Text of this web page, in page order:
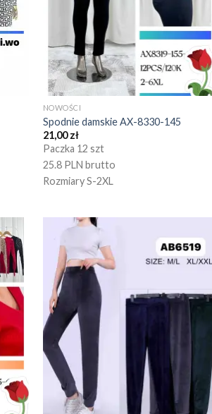
NOWOŚCI
Spodnie damskie AX-8330-145
21,00zł
Paczka 12 szt
25.8 PLN brutto
Rozmiary S-2XL